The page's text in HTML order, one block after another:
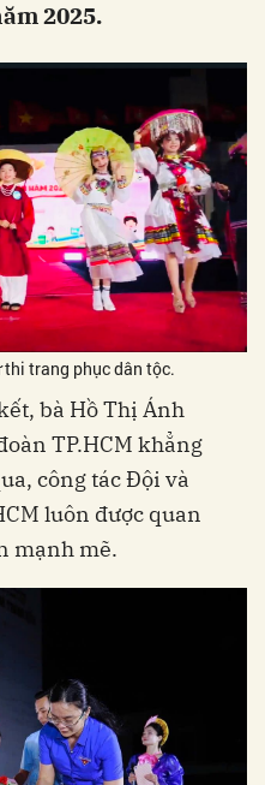
2025.
thi trang phục dân tộc.
bà Hồ Thị Ánh
TP.HCM khẳng
công tác Đội và
luôn được quan
mạnh mẽ.